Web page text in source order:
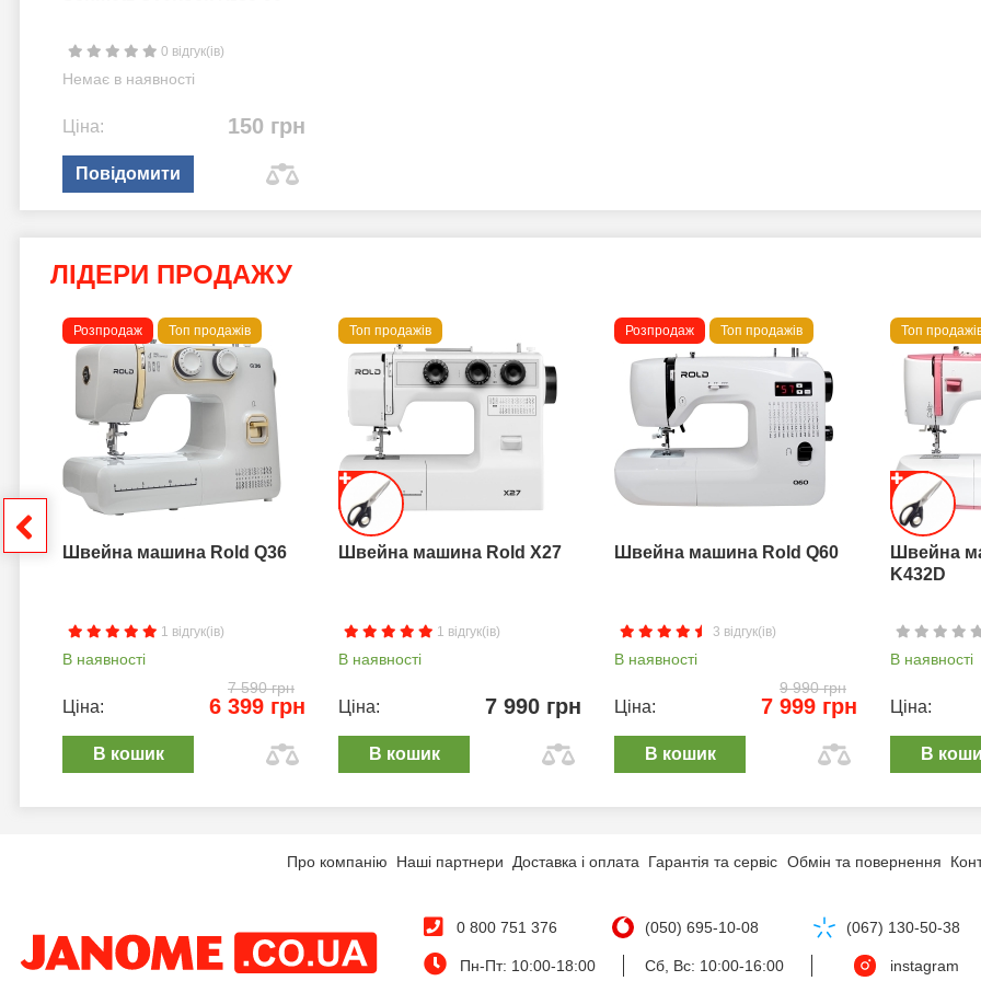
0 відгук(ів)
Немає в наявності
Ціна: 150 грн
Повідомити
ЛІДЕРИ ПРОДАЖУ
Розпродаж Топ продажів
Швейна машина Rold Q36
1 відгук(ів)
В наявності
7 590 грн
Ціна: 6 399 грн
В кошик
Топ продажів
Швейна машина Rold X27
1 відгук(ів)
В наявності
Ціна: 7 990 грн
В кошик
Розпродаж Топ продажів
Швейна машина Rold Q60
3 відгук(ів)
В наявності
9 990 грн
Ціна: 7 999 грн
В кошик
Топ
Швейна
K432D
В наявності
Ціна:
В
Про компанію Наші партнери Доставка і оплата Гарантія та сервіс Обмін та повернення
0 800 751 376 (050) 695-10-08 (067) 130-50-38
Пн-Пт: 10:00-18:00 Сб, Вс: 10:00-16:00 instagram